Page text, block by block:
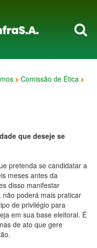
Comissão de Ética
que deseje se
pretenda se candidatar a
meses antes da
disso manifestar
poderá mais praticar
de privilégio para
em sua base eleitoral. É
de ato que gere